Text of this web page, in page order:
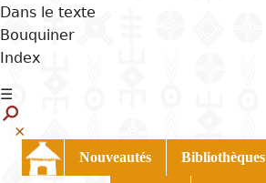
Dans le texte
Bouquiner
Index
☰
×
Nouveautés Bibliothèques